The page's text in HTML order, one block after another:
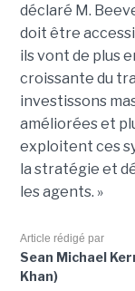
déclaré M.
doit être
ils vont de plus
croissante du
investissons
améliorées et
exploitent ces
la stratégie et
les agents. »
Article rédigé par
Sean Michael
Khan)